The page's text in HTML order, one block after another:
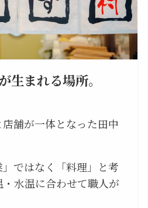
生まれる場所。
舗が一体となった田中
ではなく「料理」と考
水温に合わせて職人が